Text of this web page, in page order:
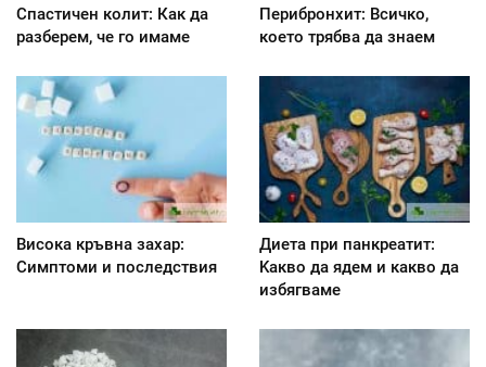
Спастичен колит: Как да
разберем, че го имаме
Перибронхит: Всичко,
което трябва да знаем
Висока кръвна захар:
Симптоми и последствия
Диета при панкреатит:
Kакво да ядем и какво да
избягваме